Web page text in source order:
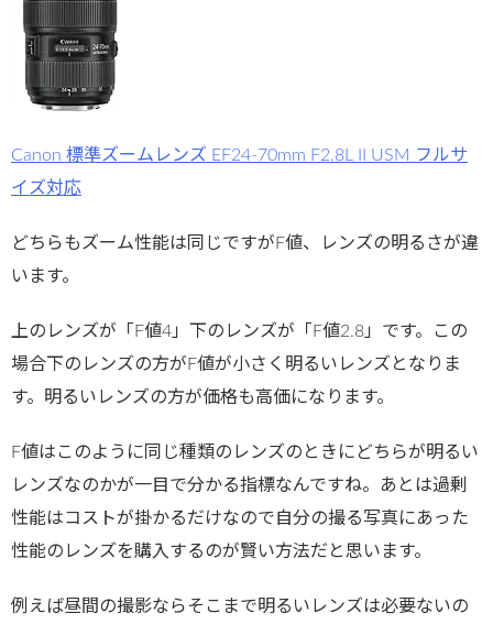
Canon 標準ズームレンズ EF24-70mm F2.8L II USM フルサ
イズ対応
どちらもズーム性能は同じですがF値、レンズの明るさが違
います。
上のレンズが「F値4」下のレンズが「F値2.8」です。この
場合下のレンズの方がF値が小さく明るいレンズとなりま
す。明るいレンズの方が価格も高価になります。
F値はこのように同じ種類のレンズのときにどちらが明るい
レンズなのかが一目で分かる指標なんですね。あとは過剰
性能はコストが掛かるだけなので自分の撮る写真にあった
性能のレンズを購入するのが賢い方法だと思います。
例えば昼間の撮影ならそこまで明るいレンズは必要ないの